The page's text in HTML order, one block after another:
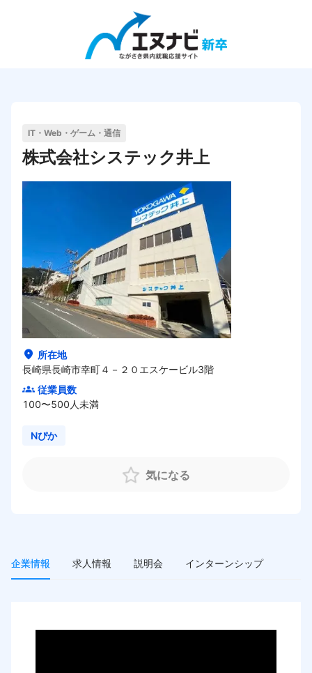
企業の方向け
企業TOP
企業ログイン
企業登録
IT・Web・ゲーム・通信
株式会社システック井上
所在地
長崎県長崎市幸町４－２０エスケービル3階
従業員数
100〜500人未満
Nぴか
気になる
企業情報 求人情報 説明会 インターンシップ